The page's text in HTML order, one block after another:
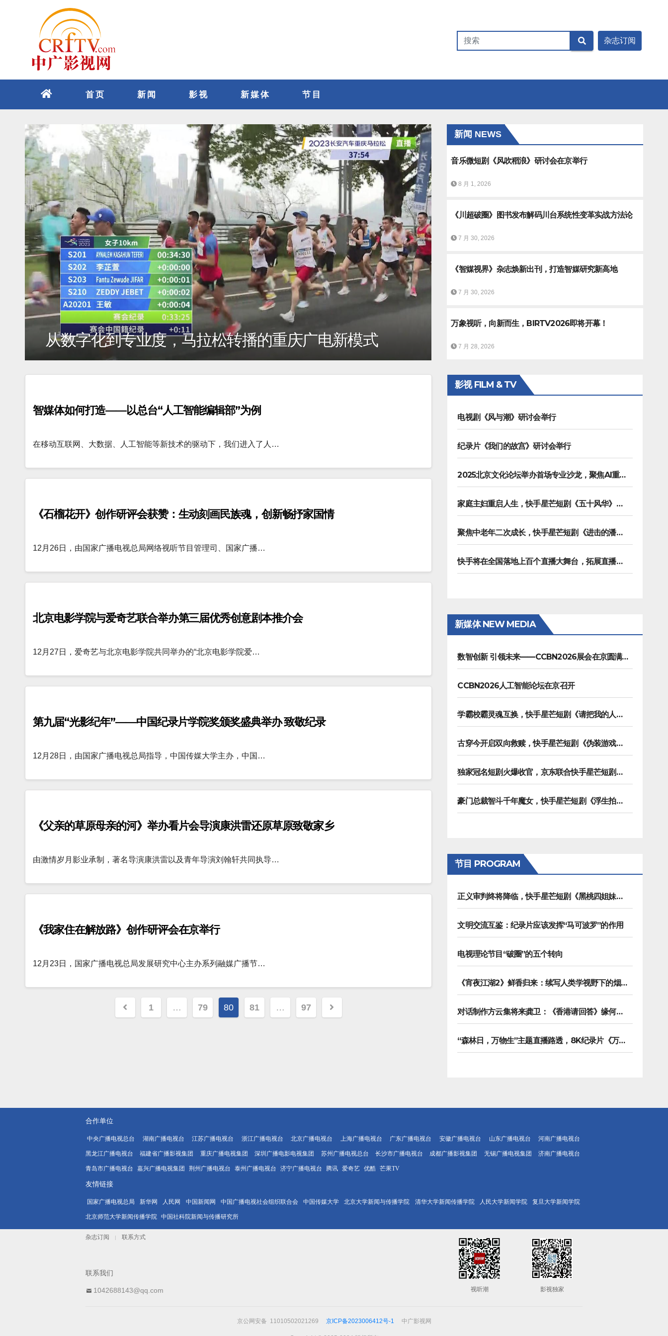
首页 新闻 影视 新媒体 节目
扶持计划”十年向上 从数字化到专业度，马拉松转播的重庆广电新模式
新闻 NEWS
音乐微短剧《风吹稻浪》研讨会在京举行
8 月 1, 2026
《川超破圈》图书发布解码川台系统性变革实战方法论
7 月 30, 2026
《智媒视界》杂志焕新出刊，打造智媒研究新高地
7 月 30, 2026
万象视听，向新而生，BIRTV2026即将开幕！
7 月 28, 2026
智媒体如何打造——以总台“人工智能编辑部”为例
在移动互联网、大数据、人工智能等新技术的驱动下，我们进入了人…
《石榴花开》创作研评会获赞：生动刻画民族魂，创新畅抒家国情
12月26日，由国家广播电视总局网络视听节目管理司、国家广播…
北京电影学院与爱奇艺联合举办第三届优秀创意剧本推介会
12月27日，爱奇艺与北京电影学院共同举办的“北京电影学院爱…
第九届“光影纪年”——中国纪录片学院奖颁奖盛典举办 致敬纪录
12月28日，由国家广播电视总局指导，中国传媒大学主办，中国…
《父亲的草原母亲的河》举办看片会导演康洪雷还原草原致敬家乡
由激情岁月影业承制，著名导演康洪雷以及青年导演刘翰轩共同执导…
《我家住在解放路》创作研评会在京举行
12月23日，国家广播电视总局发展研究中心主办系列融媒广播节…
文
1 … 79 80 81 … 97
影视 FILM & TV
电视剧《风与潮》研讨会举行
纪录片《我们的故宫》研讨会举行
2025北京文化论坛举办首场专业沙龙，聚焦AI重塑内容生产
家庭主妇重启人生，快手星芒短剧《五十风华》上演中年大女主逆袭
聚焦中老年二次成长，快手星芒短剧《进击的潘叔》诠释银发力量
快手将在全国落地上百个直播大舞台，拓展直播夜经济生态
新媒体 NEW MEDIA
数智创新 引领未来——CCBN2026展会在京圆满闭幕
CCBN2026人工智能论坛在京召开
学霸校霸灵魂互换，快手星芒短剧《请把我的人设立住》笑泪齐飞
古穿今开启双向救赎，快手星芒短剧《伪装游戏》诠释热血青春友谊
独家冠名短剧火爆收官，京东联合快手星芒短剧打造双11营销范本
豪门总裁智斗千年魔女，快手星芒短剧《浮生拍卖行》奇幻元素拉满
节目 PROGRAM
正义审判终将降临，快手星芒短剧《黑桃四姐妹》彰显治愈内核
文明交流互鉴：纪录片应该发挥“马可波罗”的作用
电视理论节目“破圈”的五个转向
《宵夜江湖2》鲜香归来：续写人类学视野下的烟火漫游记
对话制作方云集将来龚卫：《香港请回答》缘何接连获国际传播大奖
“森林日，万物生”主题直播路透，8K纪录片《万物之生》今晚播出
合作单位
中央广播电视总台 湖南广播电视台 江苏广播电视台 浙江广播电视台 北京广播电视台 上海广播电视台 广东广播电视台 安徽广播电视台 山东广播电视台 河南广播电视台
黑龙江广播电视台 福建省广播影视集团 重庆广播电视集团 深圳广播电影电视集团 苏州广播电视总台 长沙市广播电视台 成都广播影视集团 无锡广播电视集团 济南广播电视台
青岛市广播电视台 嘉兴广播电视集团 荆州广播电视台 泰州广播电视台 济宁广播电视台 腾讯 爱奇艺 优酷 芒果TV
友情链接
国家广播电视总局 新华网 人民网 中国新闻网 中国广播电视社会组织联合会 中国传媒大学 北京大学新闻与传播学院 清华大学新闻传播学院 人民大学新闻学院 复旦大学新闻学院
北京师范大学新闻传播学院 中国社科院新闻与传播研究所
杂志订阅 | 联系方式
联系我们
1042688143@qq.com 视听潮 影视独家
京公网安备 11010502021269 京ICP备2023006412号-1 中广影视网